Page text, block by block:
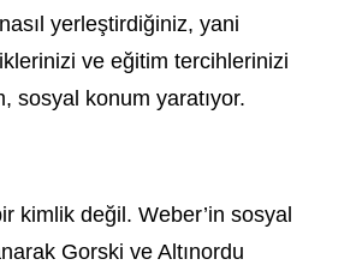
yerleştirdiğiniz, yani
ve eğitim tercihlerinizi
sosyal konum yaratıyor.
kimlik değil. Weber’in sosyal
Gorski ve Altınordu